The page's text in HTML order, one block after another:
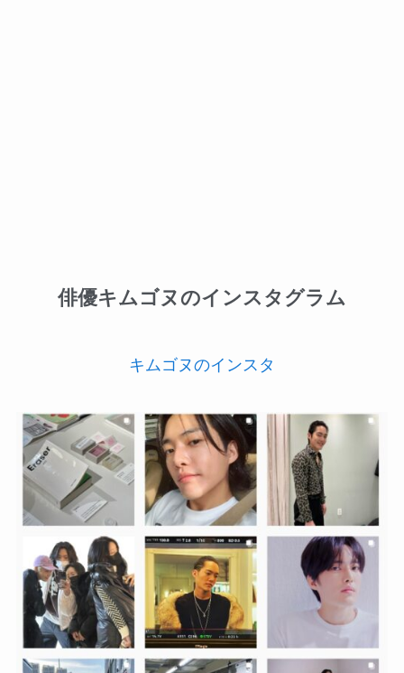
俳優キムゴヌのインスタグラム
キムゴヌのインスタ